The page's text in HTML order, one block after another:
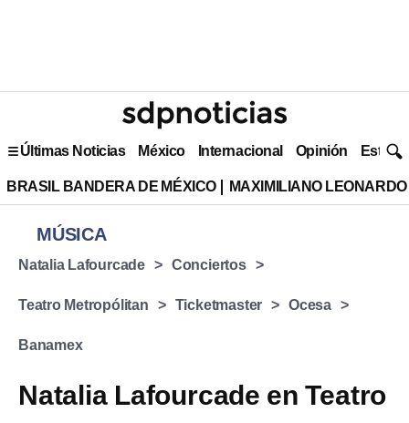
Últimas Noticias México Internacional Opinión Estilo
BRASIL BANDERA DE MÉXICO MAXIMILIANO
MÚSICA
Natalia Lafourcade Conciertos
Teatro Metropólitan Ticketmaster Ocesa
Banamex
Natalia Lafourcade en Teatro